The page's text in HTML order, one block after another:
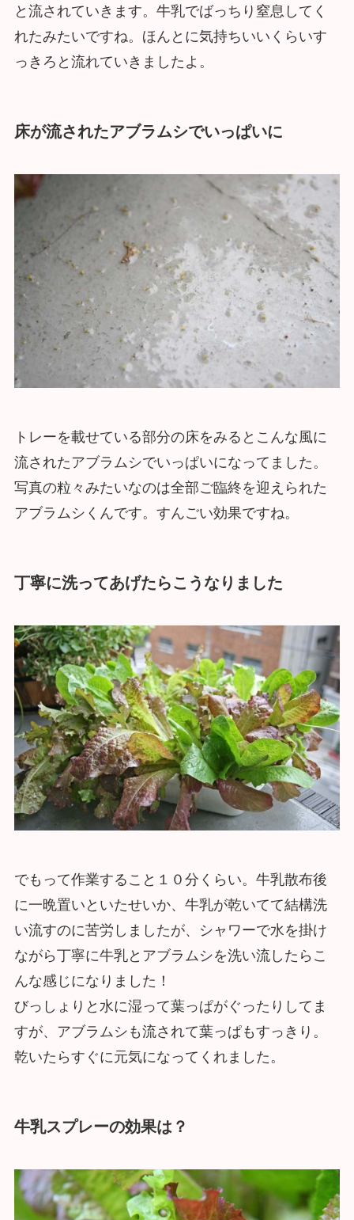
と流されていきます。牛乳でばっちり窒息してく
れたみたいですね。ほんとに気持ちいいくらいす
っきろと流れていきましたよ。
床が流されたアブラムシでいっぱいに
トレーを載せている部分の床をみるとこんな風に
流されたアブラムシでいっぱいになってました。
写真の粒々みたいなのは全部ご臨終を迎えられた
アブラムシくんです。すんごい効果ですね。
丁寧に洗ってあげたらこうなりました
でもって作業すること１０分くらい。牛乳散布後
に一晩置いといたせいか、牛乳が乾いてて結構洗
い流すのに苦労しましたが、シャワーで水を掛け
ながら丁寧に牛乳とアブラムシを洗い流したらこ
んな感じになりました！
びっしょりと水に湿って葉っぱがぐったりしてま
すが、アブラムシも流されて葉っぱもすっきり。
乾いたらすぐに元気になってくれました。
牛乳スプレーの効果は？